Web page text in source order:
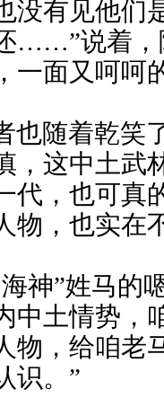
没有见他们
……”说着，
一面又呵呵
随着乾笑
，这中土武
代，也可真
物，也实
神”姓马的
中土情势，
物，给咱老
识。”